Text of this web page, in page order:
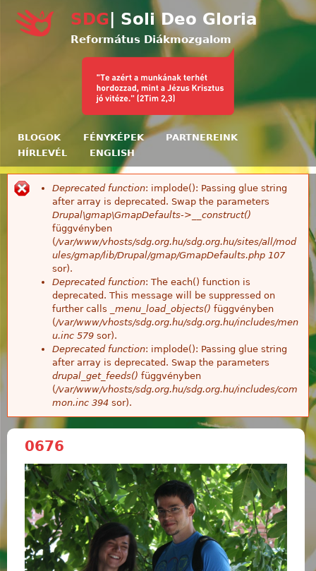
Ugrás a tartalomra
SDG | Soli Deo Gloria
Református Diákmozgalom
BLOGOK FÉNYKÉPEK
PARTNEREINK
HÍRLEVÉL
ENGLISH
Hibaüzenet
Deprecated function: implode(): Passing glue string
after array is deprecated. Swap the parameters
Drupal\gmap\GmapDefaults->__construct()
függvényben
(/var/www/vhosts/sdg.org.hu/sdg.org.hu/sites/all/mod
ules/gmap/lib/Drupal/gmap/GmapDefaults.php 107
sor).
Deprecated function: The each() function is
deprecated. This message will be suppressed on
further calls
_menu_load_objects() függvényben
(/var/www/vhosts/sdg.org.hu/sdg.org.hu/includes/men
u.inc 579 sor).
Deprecated function: implode(): Passing glue string
after array is deprecated. Swap the parameters
drupal_get_feeds() függvényben
(/var/www/vhosts/sdg.org.hu/sdg.org.hu/includes/com
mon.inc 394 sor).
0676